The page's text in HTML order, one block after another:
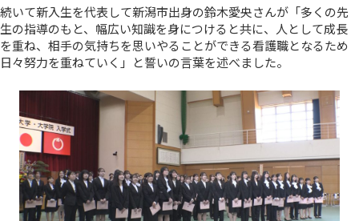
続いて新入生を代表して新潟市出身の鈴木愛央さんが「多くの先
生の指導のもと、幅広い知識を身につけると共に、人として成長
を重ね、相手の気持ちを思いやることができる看護職となるため
日々努力を重ねていく」と誓いの言葉を述べました。